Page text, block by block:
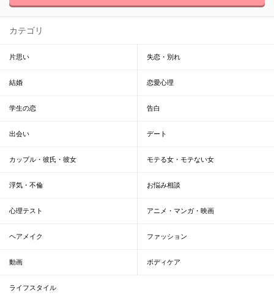
カテゴリ
片思い 失恋・別れ
結婚 恋愛心理
学生の恋 告白
出会い デート
カップル・彼氏・彼女 モテる女・モテない女
浮気・不倫 お悩み相談
心理テスト アニメ・マンガ・映画
ヘアメイク ファッション
動画 ボディケア
ライフスタイル